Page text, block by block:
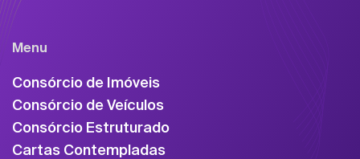
Menu
Consórcio de Imóveis
Consórcio de Veículos
Consórcio Estruturado
Cartas Contempladas